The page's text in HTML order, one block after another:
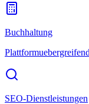
Buchhaltung
SEO-Dienstleistungen